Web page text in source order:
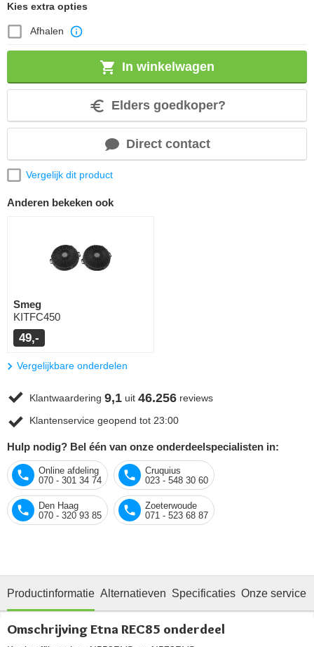
Kies extra opties
Afhalen
In winkelwagen
Elders goedkoper?
Direct contact
Vergelijk dit product
Anderen bekeken ook
Smeg
KITFC450
49,-
Vergelijkbare onderdelen
Klantwaardering 9,1 uit 46.256 reviews
Klantenservice geopend tot 23:00
Hulp nodig? Bel één van onze onderdeelspecialisten in:
Online afdeling
070 - 301 34 74
Cruquius
023 - 548 30 60
Den Haag
070 - 320 93 85
Zoeterwoude
071 - 523 68 87
Productinformatie Alternatieven Specificaties Onze service
Omschrijving Etna REC85 onderdeel